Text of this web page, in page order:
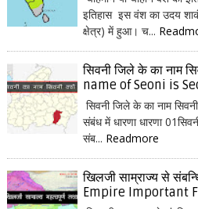
इतिहास इस वंश का उदय
क्षेत्र) में हुआ। च...
सिवनी जिले के का नाम
name of Seoni is
सिवनी जिले के का नाम
संबंध में धारणा धारणा
संब... Readmore
खिलजी साम्राज्य से
Empire Important